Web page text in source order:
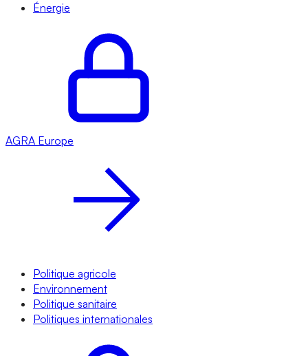
Énergie
AGRA Europe
Politique agricole
Environnement
Politique sanitaire
Politiques internationales